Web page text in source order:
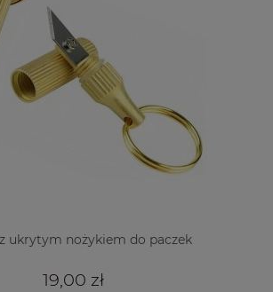
ukrytym nożykiem do paczek
19,00 zł